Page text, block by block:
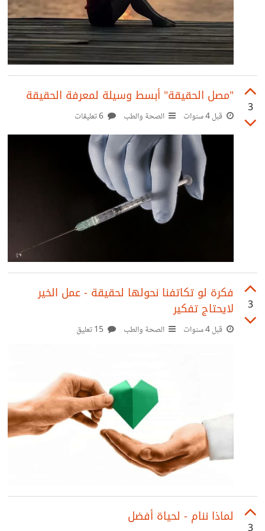
3
"مصل الحقيقة" أبسط وسيلة لمعرفة الحقيقة
قبل 4 سنوات الصحة والطب
3
فكرة لو تكاتفنا نحولها لحقيقة - عمل الخير
لايحتاج تفكير
قبل 4 سنوات الصحة والطب
لماذا ننام - لحياة أفضل